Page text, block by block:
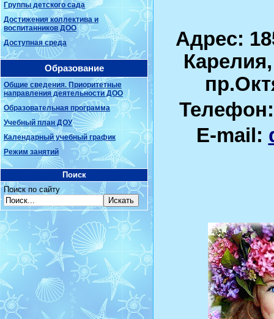
Группы детского сада
Достижения коллектива и
воспитанников ДОО
Доступная среда
Образование
Общие сведения. Приоритетные
направления деятельности ДОО
Образовательная программа
Учебный план ДОУ
Календарный учебный график
Режим занятий
Поиск
Поиск по сайту
Адрес:
Телефон:
E-mail: